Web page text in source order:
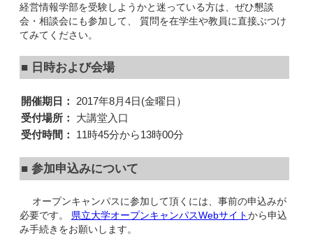
経営情報学部を受験しようかと迷っている方は、ぜひ懇談
会・相談会にも参加して、 質問を在学生や教員に直接ぶつけ
てみてください。
■ 日時および会場
開催期日：
2017年8月4日(金曜日）
受付場所：
大講堂入口
受付時間：
11時45分から13時00分
■ 参加申込みについて
オープンキャンパスに参加して頂くには、事前の申込みが
必要です。 県立大学オープンキャンパスWebサイトから申込
み手続きをお願いします。